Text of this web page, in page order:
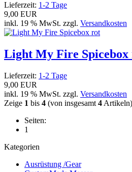
Lieferzeit: 1-2 Tage
9,00 EUR
inkl. 19 % MwSt. zzgl. Versandkosten
Light My Fire Spicebox
Lieferzeit: 1-2 Tage
9,00 EUR
inkl. 19 % MwSt. zzgl. Versandkosten
Zeige 1 bis 4 (von insgesamt 4 Artikeln)
Seiten:
1
Kategorien
Ausrüstung /Gear